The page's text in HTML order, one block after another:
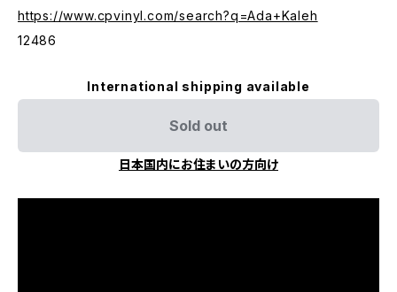
https://www.cpvinyl.com/search?q=Ada+Kaleh
12486
International shipping available
Sold out
日本国内にお住まいの方向け